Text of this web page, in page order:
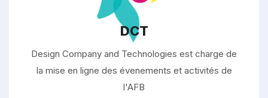
DCT
Design Company and Technologies est charge de
la mise en ligne des évenements et activités de
l'AFB